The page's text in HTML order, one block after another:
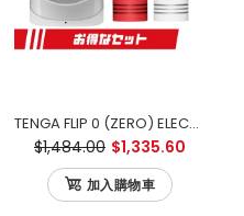
TENGA FLIP 0 (ZERO) ELECTRONIC VIBRATION 白色電動版 優惠套裝
$1,484.00 $1,335.60
加入購物車